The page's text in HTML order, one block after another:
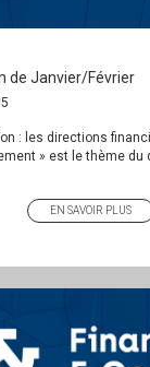
de Janvier/Février
: les directions
» est le thème du
EN SAVOIR PLUS